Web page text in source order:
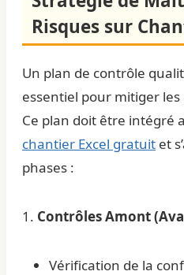
Risques sur
Un plan de contrôle
essentiel pour mitiger
Ce plan doit être intégré
chantier Excel gratuit et
phases :
1. Contrôles Amont
Vérification de la